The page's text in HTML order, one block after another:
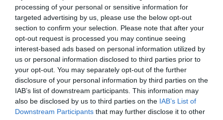
processing of your personal or sensitive information for
targeted advertising by us, please use the below opt-out
section to confirm your selection. Please note that after your
opt-out request is processed you may continue seeing
interest-based ads based on personal information utilized by
us or personal information disclosed to third parties prior to
your opt-out. You may separately opt-out of the further
disclosure of your personal information by third parties on the
IAB’s list of downstream participants. This information may
also be disclosed by us to third parties on the IAB’s List of
Downstream Participants that may further disclose it to other
κρατική χρηματοδότηση για το 2025),
διαπιστώθηκε ότι τα κόμματα/συνασπισμοί
που έλαβαν τακτική χρηματοδότηση για το
2025 δεν είχαν δημοσιεύσει ακόμη τους
ισολογισμούς τους (εκτός του κόμματος
ΝΙΚΗ).
Το Vouliwatch κατέθεσε στις 9 Ιουνίου
επίσημη Αναφορά-Καταγγελία προς την